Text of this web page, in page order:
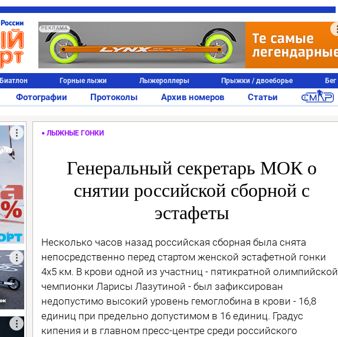
РЕКЛАМА
Биатлон Горные лыжи Лыжероллеры Прыжки / двоеборье Бег
Фотографии Протоколы Архив номеров Статьи
ЛЫЖНЫЕ ГОНКИ
Генеральный секретарь МОК о
снятии российской сборной с
эстафеты
Несколько часов назад российская сборная была снята
непосредственно перед стартом женской эстафетной гонки
4х5 км. В крови одной из участниц - пятикратной олимпийской
чемпионки Ларисы Лазутиной - был зафиксирован
недопустимо высокий уровень гемоглобина в крови - 16,8
единиц при предельно допустимом в 16 единиц. Градус
кипения и в главном пресс-центре среди российского